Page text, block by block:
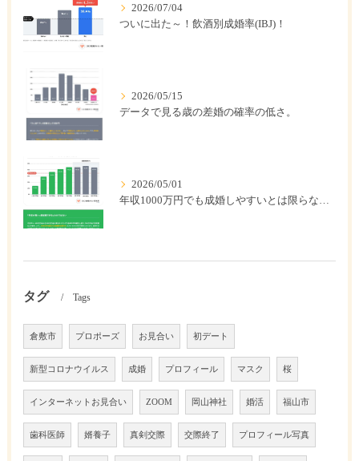
2026/07/04
ついに出た～！飲酒別成婚率(IBJ)！
2026/05/15
データで見る歳の差婚の確率の低さ。
2026/05/01
年収1000万円でも成婚しやすいとは限らない? 「年収帯別の成婚率」のリアル
タグ Tags
倉敷市 プロポーズ お見合い 初デート
新型コロナウイルス 成婚 プロフィール マスク 桜
インターネットお見合い ZOOM 岡山神社 婚活 福山市
歯科医師 婿養子 真剣交際 交際終了 プロフィール写真